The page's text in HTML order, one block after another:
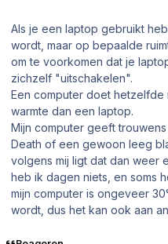
Als je een laptop gebruikt
wordt, maar op bepaalde
om te voorkomen dat je
zichzelf "uitschakelen".
Een computer doet
warmte dan een laptop.
Mijn computer geeft
Death of een gewoon leeg
volgens mij ligt dat dan weer
heb ik dagen niets, en soms
mijn computer is ongeveer
wordt, dus het kan ook aan